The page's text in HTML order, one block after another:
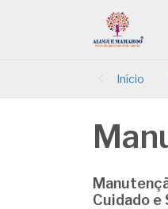
Início
Cuidado e